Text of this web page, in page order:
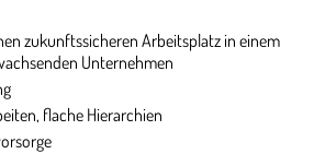
zukunftssicheren Arbeitsplatz in einem
Unternehmen
flache Hierarchien